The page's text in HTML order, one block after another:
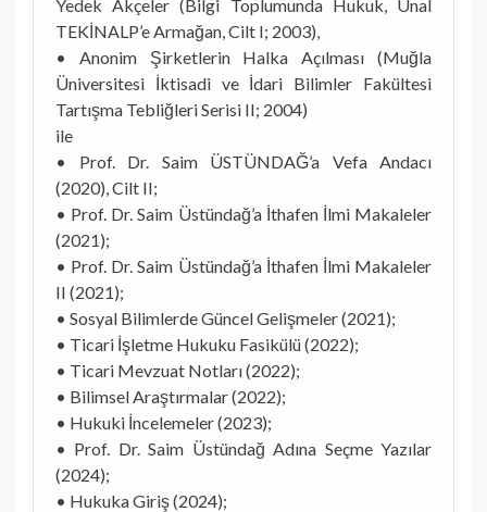
Yedek Akçeler (Bilgi Toplumunda Hukuk, Ünal
TEKİNALP’e Armağan, Cilt I; 2003),
• Anonim Şirketlerin Halka Açılması (Muğla
Üniversitesi İktisadi ve İdari Bilimler Fakültesi
Tartışma Tebliğleri Serisi II; 2004)
ile
• Prof. Dr. Saim ÜSTÜNDAĞ’a Vefa Andacı
(2020), Cilt II;
• Prof. Dr. Saim Üstündağ’a İthafen İlmi Makaleler
(2021);
• Prof. Dr. Saim Üstündağ’a İthafen İlmi Makaleler
II (2021);
• Sosyal Bilimlerde Güncel Gelişmeler (2021);
• Ticari İşletme Hukuku Fasikülü (2022);
• Ticari Mevzuat Notları (2022);
• Bilimsel Araştırmalar (2022);
• Hukuki İncelemeler (2023);
• Prof. Dr. Saim Üstündağ Adına Seçme Yazılar
(2024);
• Hukuka Giriş (2024);